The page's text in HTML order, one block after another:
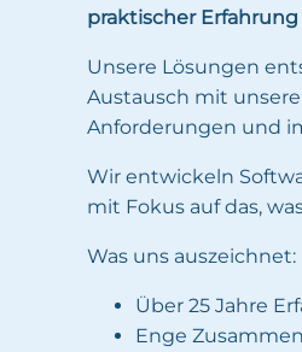
praktischer
Unsere Lösungen
Austausch mit
Anforderungen und
Wir entwickeln
mit Fokus auf das,
Was uns auszeichnet:
Über 25 Jahre
Enge